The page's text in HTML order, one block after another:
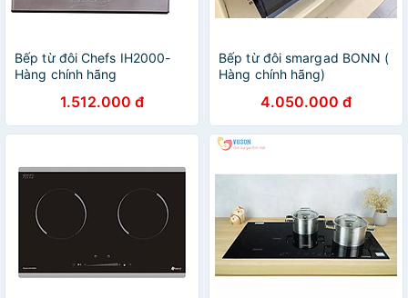
Bếp từ đôi Chefs IH2000-
Hàng chính hãng
1.512.000 đ
Bếp từ đôi smargad BONN (
Hàng chính hãng)
4.050.000 đ